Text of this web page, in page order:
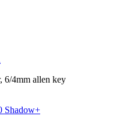
6/4mm allen key
Shadow+